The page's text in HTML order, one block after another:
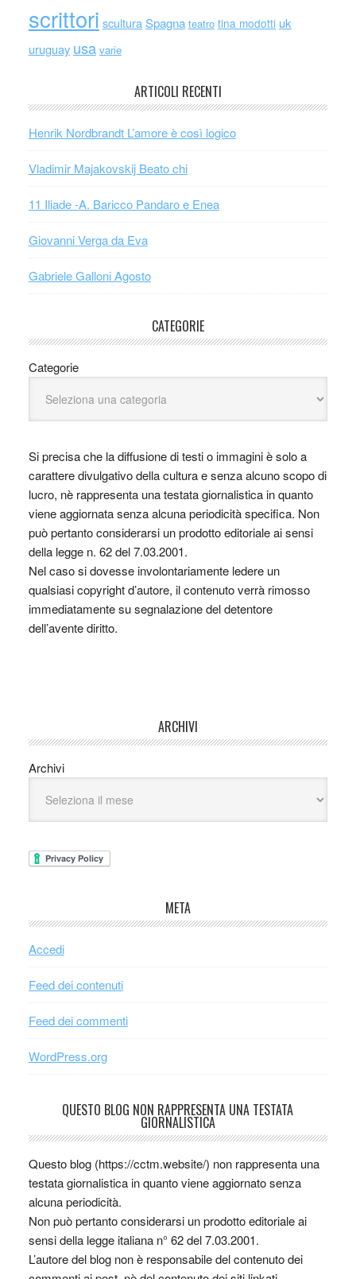
scrittori scultura Spagna teatro tina modotti uk
uruguay usa varie
ARTICOLI RECENTI
Henrik Nordbrandt L’amore è così logico
Vladimir Majakovskij Beato chi
11 Iliade -A. Baricco Pandaro e Enea
Giovanni Verga da Eva
Gabriele Galloni Agosto
CATEGORIE
Categorie
Si precisa che la diffusione di testi o immagini è solo a
carattere divulgativo della cultura e senza alcuno scopo di
lucro, nè rappresenta una testata giornalistica in quanto
viene aggiornata senza alcuna periodicità specifica. Non
può pertanto considerarsi un prodotto editoriale ai sensi
della legge n. 62 del 7.03.2001.
Nel caso si dovesse involontariamente ledere un
qualsiasi copyright d’autore, il contenuto verrà rimosso
immediatamente su segnalazione del detentore
dell’avente diritto.
ARCHIVI
Archivi
META
Accedi
Feed dei contenuti
Feed dei commenti
WordPress.org
QUESTO BLOG NON RAPPRESENTA UNA TESTATA
GIORNALISTICA
Questo blog (https://cctm.website/) non rappresenta una
testata giornalistica in quanto viene aggiornato senza
alcuna periodicità.
Non può pertanto considerarsi un prodotto editoriale ai
sensi della legge italiana n° 62 del 7.03.2001.
L’autore del blog non è responsabile del contenuto dei